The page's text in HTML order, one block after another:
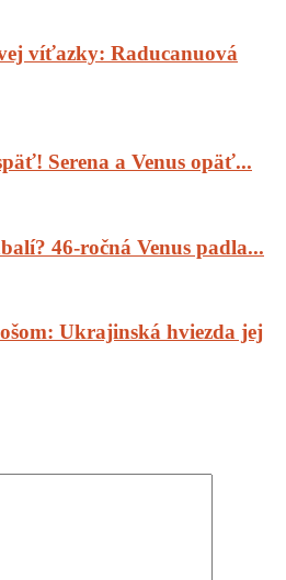
víťazky: Raducanuová
Serena a Venus opäť...
46-ročná Venus padla...
Ukrajinská hviezda jej